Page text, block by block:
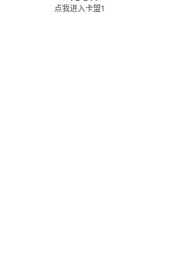
昵称：点我进入卡盟1